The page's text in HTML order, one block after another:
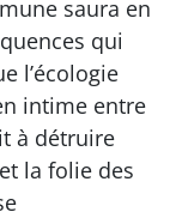
saura en
qui
l’écologie
intime entre
à détruire
la folie des